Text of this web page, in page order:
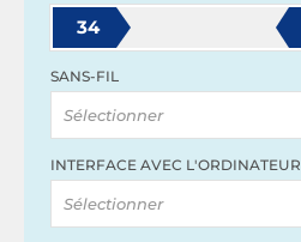
34
SANS-FIL
Sélectionner
INTERFACE AVEC L'ORDINATEUR
Sélectionner